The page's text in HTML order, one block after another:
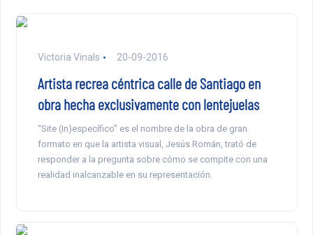
Victoria Vinals 20-09-2016
Artista recrea céntrica calle de Santiago en
obra hecha exclusivamente con lentejuelas
“Site (In)específico” es el nombre de la obra de gran
formato en que la artista visual, Jesús Román, trató de
responder a la pregunta sobre cómo se compite con una
realidad inalcanzable en su representación.